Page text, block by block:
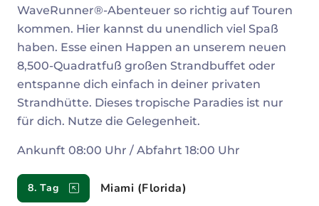
WaveRunner®-Abenteuer so richtig auf Touren
kommen. Hier kannst du unendlich viel Spaß
haben. Esse einen Happen an unserem neuen
8,500-Quadratfuß großen Strandbuffet oder
entspanne dich einfach in deiner privaten
Strandhütte. Dieses tropische Paradies ist nur
für dich. Nutze die Gelegenheit.
Ankunft 08:00 Uhr / Abfahrt 18:00 Uhr
8. Tag Miami (Florida)